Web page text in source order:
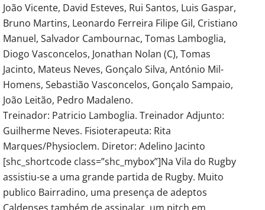
João Vicente, David Esteves, Rui Santos, Luis Gaspar,
Bruno Martins, Leonardo Ferreira Filipe Gil, Cristiano
Manuel, Salvador Cambournac, Tomas Lamboglia,
Diogo Vasconcelos, Jonathan Nolan (C), Tomas
Jacinto, Mateus Neves, Gonçalo Silva, António Mil-
Homens, Sebastião Vasconcelos, Gonçalo Sampaio,
João Leitão, Pedro Madaleno.
Treinador: Patricio Lamboglia. Treinador Adjunto:
Guilherme Neves. Fisioterapeuta: Rita
Marques/Physioclem. Diretor: Adelino Jacinto
[shc_shortcode class=”shc_mybox”]Na Vila do Rugby
assistiu-se a uma grande partida de Rugby. Muito
publico Bairradino, uma presença de adeptos